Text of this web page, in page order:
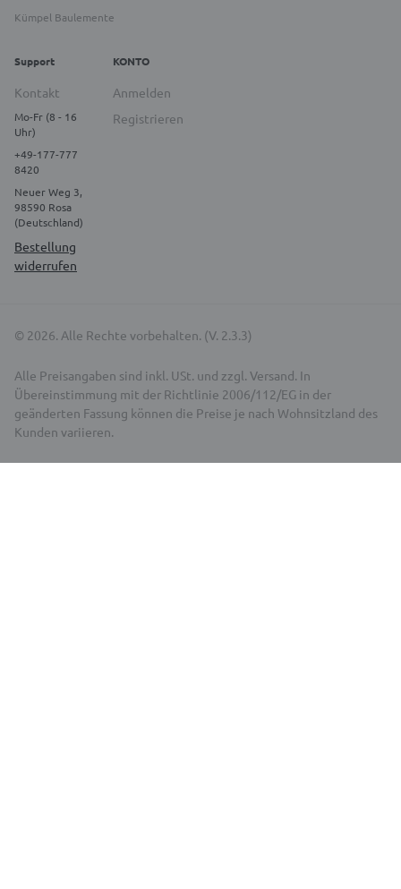
Kümpel Baulemente
Support
Kontakt
Mo-Fr (8 - 16
Uhr)
+49-177-777
8420
Neuer Weg 3,
98590 Rosa
(Deutschland)
Bestellung
widerrufen
KONTO
Anmelden
Registrieren
© 2026. Alle Rechte vorbehalten. (V. 2.3.3)
Alle Preisangaben sind inkl. USt. und zzgl. Versand. In
Übereinstimmung mit der Richtlinie 2006/112/EG in der
geänderten Fassung können die Preise je nach Wohnsitzland des
Kunden variieren.